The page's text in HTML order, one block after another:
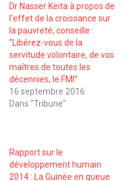
Dr Nasser Keita à propos de
l’effet de la croissance sur
la pauvreté, conseille :
‘‘Libérez-vous de la
servitude volontaire, de vos
maîtres de toutes les
décennies, le FMI’’
16 septembre 2016
Dans "Tribune"
Rapport sur le
développement humain
2014 : La Guinée en queue